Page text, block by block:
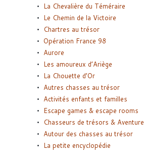
La Chevalière du Téméraire
Le Chemin de la Victoire
Chartres au trésor
Opération France 98
Aurore
Les amoureux d’Ariège
La Chouette d’Or
Autres chasses au trésor
Activités enfants et familles
Escape games & escape rooms
Chasseurs de trésors & Aventure
Autour des chasses au trésor
La petite encyclopédie